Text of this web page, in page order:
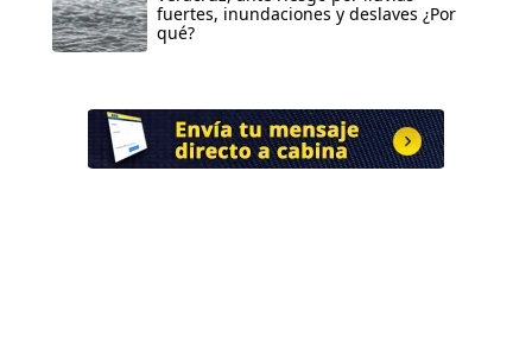
fuertes, inundaciones y deslaves ¿Por
qué?